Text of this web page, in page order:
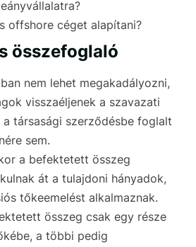
offshore céget alapítani?
összefoglaló
nem lehet megakadályozni,
visszaéljenek a szavazati
a társasági szerződésbe foglalt
sem.
a befektetett összeg
át a tulajdoni hányadok,
tőkeemelést alkalmaznak.
összeg csak egy része
a többi pedig